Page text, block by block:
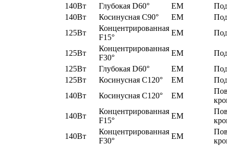
140Вт
Глубокая D60° EM
140Вт
Косинусная C90° EM
125Вт
Концентрированная
F15°
EM
125Вт
Концентрированная
F30°
EM
125Вт
Глубокая D60° EM
125Вт
Косинусная C120° EM
140Вт
Косинусная C120° EM
140Вт
Концентрированная
F15°
EM
140Вт
Концентрированная
F30°
EM